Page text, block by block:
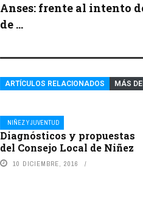
Anses: frente al intento
de ...
ARTÍCULOS RELACIONADOS MÁS
NIÑEZ Y JUVENTUD
Diagnósticos y propuestas
del Consejo Local de Niñez
10 DICIEMBRE, 2016